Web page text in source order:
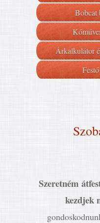
Bobcat
Árkalkulátor
Szeretném
kezdjek